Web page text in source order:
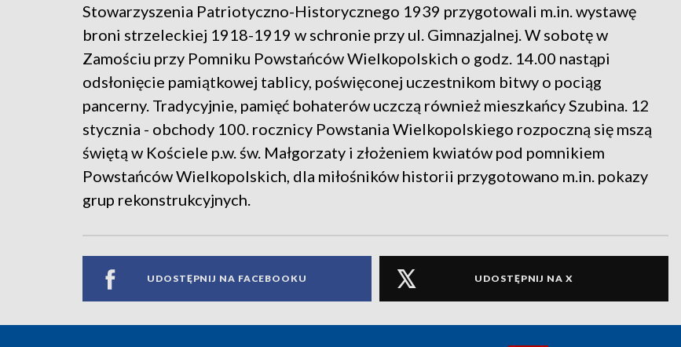
Stowarzyszenia Patriotyczno-Historycznego 1939 przygotowali m.in. wystawę
broni strzeleckiej 1918-1919 w schronie przy ul. Gimnazjalnej. W sobotę w
Zamościu przy Pomniku Powstańców Wielkopolskich o godz. 14.00 nastąpi
odsłonięcie pamiątkowej tablicy, poświęconej uczestnikom bitwy o pociąg
pancerny. Tradycyjnie, pamięć bohaterów uczczą również mieszkańcy Szubina. 12
stycznia - obchody 100. rocznicy Powstania Wielkopolskiego rozpoczną się mszą
świętą w Kościele p.w. św. Małgorzaty i złożeniem kwiatów pod pomnikiem
Powstańców Wielkopolskich, dla miłośników historii przygotowano m.in. pokazy
grup rekonstrukcyjnych.
UDOSTĘPNIJ NA FACEBOOKU UDOSTĘPNIJ NA X